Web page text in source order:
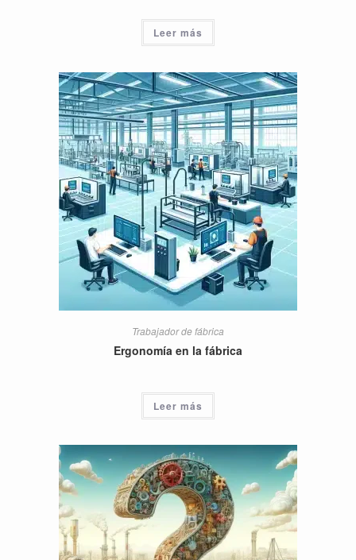
Leer más
Trabajador de fábrica
Ergonomía en la fábrica
Leer más